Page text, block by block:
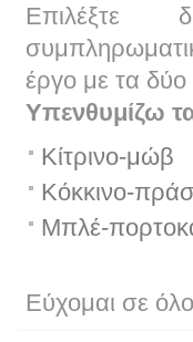
Επιλέξτε
έργο με τα
Υπενθυμίζω
Κίτρινο-μώβ
Κόκκινο-
Μπλέ-
Εύχομαι σε